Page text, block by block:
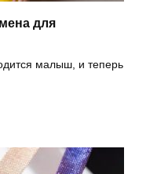
для
малыш, и теперь